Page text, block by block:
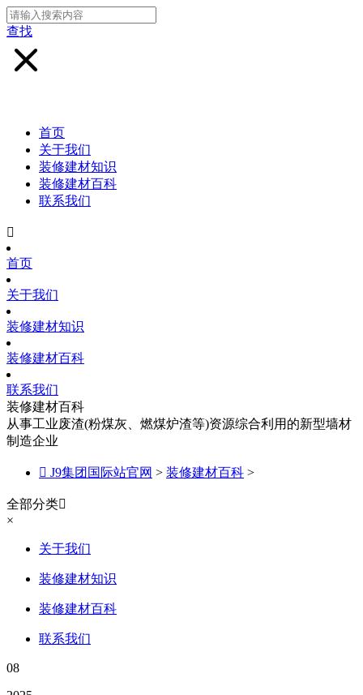
查找
首页
关于我们
装修建材知识
装修建材百科
联系我们

首页
关于我们
装修建材知识
装修建材百科
联系我们
装修建材百科
从事工业废渣(粉煤灰、燃煤炉渣等)资源综合利用的新型墙材
制造企业
 J9集团国际站官网 > 装修建材百科 >
全部分类
×
关于我们
装修建材知识
装修建材百科
联系我们
08